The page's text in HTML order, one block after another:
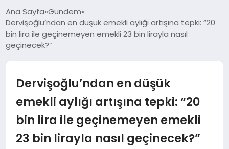
RIZE
Ana Sayfa Gündem
Dervişoğlu’ndan en düşük emekli aylığı artışına tepki: “20
bin lira ile geçinemeyen emekli 23 bin lirayla nasıl
geçinecek?”
Dervişoğlu’ndan en düşük
emekli aylığı artışına tepki: “20
bin lira ile geçinemeyen emekli
23 bin lirayla nasıl geçinecek?”